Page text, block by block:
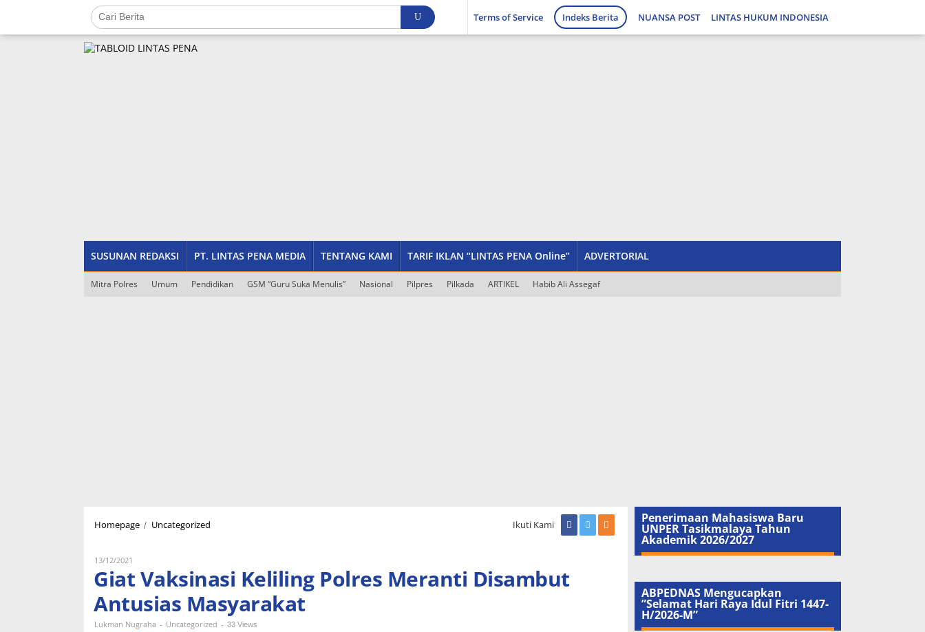
Terms of Service Indeks Berita NUANSA POST LINTAS HUKUM INDONESIA
SUSUNAN REDAKSI PT. LINTAS PENA MEDIA TENTANG KAMI TARIF IKLAN “LINTAS PENA Online” ADVERTORIAL
Mitra Polres Umum Pendidikan GSM “Guru Suka Menulis” Nasional Pilpres Pilkada ARTIKEL Habib Ali Assegaf
Homepage / Uncategorized
Meranti
Disambut
Antusias
Masyarakat
Ikuti Kami
13/12/2021
Nugraha
Giat Vaksinasi Keliling Polres Meranti Disambut
Antusias Masyarakat
Lukman Nugraha - Uncategorized - 33 Views
Penerimaan Mahasiswa Baru
UNPER Tasikmalaya Tahun
Akademik 2026/2027
ABPEDNAS Mengucapkan
”Selamat Hari Raya Idul Fitri 1447-
H/2026-M”